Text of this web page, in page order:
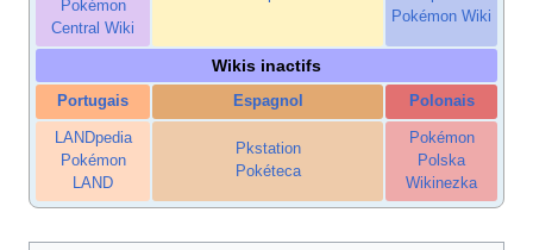
Pokémon
Central Wiki
Pokémon Wiki
Wikis inactifs
Portugais Espagnol Polonais
LANDpedia
Pokémon
LAND
Pkstation
Pokéteca
Pokémon
Polska
Wikinezka